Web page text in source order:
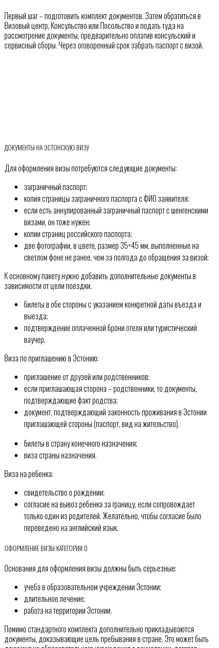
Первый шаг – подготовить комплект документов. Затем обратиться в
Визовый центр, Консульство или Посольство и подать туда на
рассмотрение документы, предварительно оплатив консульский и
сервисный сборы. Через оговоренный срок забрать паспорт с визой.
ДОКУМЕНТЫ НА ЭСТОНСКУЮ ВИЗУ
Для оформления визы потребуются следующие документы:
заграничный паспорт;
копия страницы заграничного паспорта с ФИО заявителя;
если есть аннулированный заграничный паспорт с шенгенскими
визами, он тоже нужен;
копии страниц российского паспорта;
две фотографии, в цвете, размер 35×45 мм, выполненные на
светлом фоне не ранее, чем за полгода до обращения за визой;
К основному пакету нужно добавить дополнительные документы в
зависимости от цели поездки.
билеты в обе стороны с указанием конкретной даты въезда и
выезда;
подтверждение оплаченной брони отеля или туристический
ваучер.
Виза по приглашению в Эстонию:
приглашение от друзей или родственников;
если приглашающая сторона – родственники, то документы,
подтверждающие факт родства;
документ, подтверждающий законность проживания в Эстонии
приглашающей стороны (паспорт, вид на жительство).
билеты в страну конечного назначения;
виза страны назначения.
Виза на ребенка:
свидетельство о рождении;
согласие на вывоз ребенка за границу, если сопровождает
только один из родителей. Желательно, чтобы согласие было
переведено на английский язык.
ОФОРМЛЕНИЕ ВИЗЫ КАТЕГОРИИ D
Основания для оформления визы должны быть серьезные:
учеба в образовательном учреждении Эстонии;
длительное лечение;
работа на территории Эстонии.
Помимо стандартного комплекта дополнительно прикладываются
документы, доказывающие цель пребывания в стране. Это может быть